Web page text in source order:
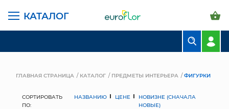
КАТАЛОГ
ГЛАВНАЯ СТРАНИЦА КАТАЛОГ ПРЕДМЕТЫ ИНТЕРЬЕРА ФИГУРКИ
СОРТИРОВАТЬ
ПО:
НАЗВАНИЮ ЦЕНЕ
НОВИЗНЕ (СНАЧАЛА
НОВЫЕ)